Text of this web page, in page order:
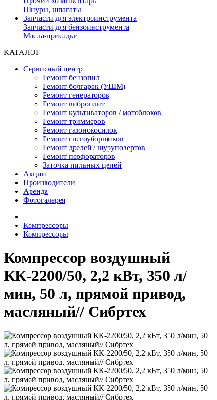
Шнуры, шпагаты
Запчасти для электроинструмента
Запчасти для бензоинструмента
Масла-присадки
КАТАЛОГ
Сервисный центр
Ремонт бензопил
Ремонт болгарок (УШМ)
Ремонт генераторов
Ремонт виброплит
Ремонт культиваторов / мотоблоков
Ремонт триммеров
Ремонт газонокосилок
Ремонт снегоуборщиков
Ремонт дрелей / шуруповертов
Ремонт перфораторов
Заточка пильных цепей
Акции
Производители
Аренда
Фотогалерея
Компрессоры
Компрессоры
Компрессор воздушный
КК-2200/50, 2,2 кВт, 350 л/
мин, 50 л, прямой привод,
масляный// Сибртех